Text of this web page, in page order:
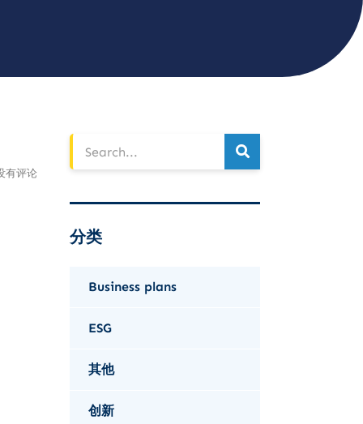
有评论
分类
Business plans
ESG
其他
创新